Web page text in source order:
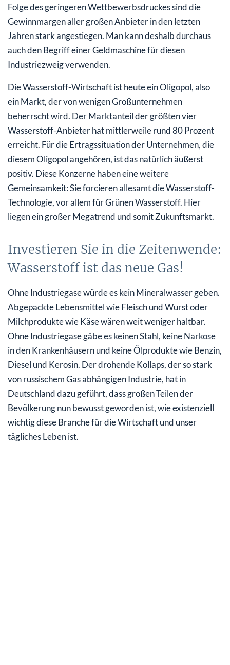
Folge des geringeren Wettbewerbsdruckes sind die
Gewinnmargen aller großen Anbieter in den letzten
Jahren stark angestiegen. Man kann deshalb durchaus
auch den Begriff einer Geldmaschine für diesen
Industriezweig verwenden.
Die Wasserstoff-Wirtschaft ist heute ein Oligopol, also
ein Markt, der von wenigen Großunternehmen
beherrscht wird. Der Marktanteil der größten vier
Wasserstoff-Anbieter hat mittlerweile rund 80 Prozent
erreicht. Für die Ertragssituation der Unternehmen, die
diesem Oligopol angehören, ist das natürlich äußerst
positiv. Diese Konzerne haben eine weitere
Gemeinsamkeit: Sie forcieren allesamt die Wasserstoff-
Technologie, vor allem für Grünen Wasserstoff. Hier
liegen ein großer Megatrend und somit Zukunftsmarkt.
Investieren Sie in die Zeitenwende:
Wasserstoff ist das neue Gas!
Ohne Industriegase würde es kein Mineralwasser geben.
Abgepackte Lebensmittel wie Fleisch und Wurst oder
Milchprodukte wie Käse wären weit weniger haltbar.
Ohne Industriegase gäbe es keinen Stahl, keine Narkose
in den Krankenhäusern und keine Ölprodukte wie Benzin,
Diesel und Kerosin. Der drohende Kollaps, der so stark
von russischem Gas abhängigen Industrie, hat in
Deutschland dazu geführt, dass großen Teilen der
Bevölkerung nun bewusst geworden ist, wie existenziell
wichtig diese Branche für die Wirtschaft und unser
tägliches Leben ist.